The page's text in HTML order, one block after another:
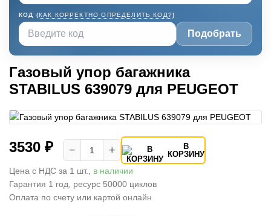
КОД (КАК КОРРЕКТНО ОПРЕДЕЛИТЬ КОД?)
Подобрать
Газовый упор багажника
STABILUS 639079 для PEUGEOT
3530 ₽ − +
В
КОРЗИНУ
Цена с НДС за 1 шт., в наличии
Гарантия 1 год, ресурс 50000 циклов
Оплата по счету или картой онлайн